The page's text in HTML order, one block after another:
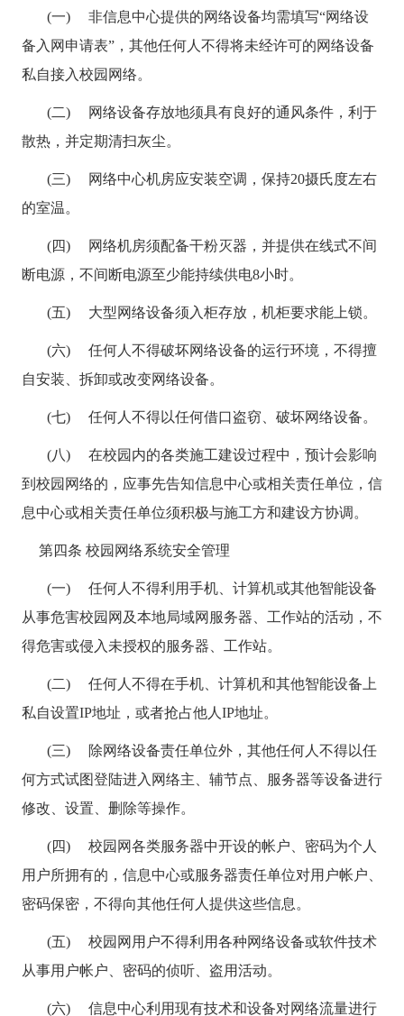
(一) 非信息中心提供的网络设备均需填写“网络设
备入网申请表”，其他任何人不得将未经许可的网络设备
私自接入校园网络。
(二) 网络设备存放地须具有良好的通风条件，利于
散热，并定期清扫灰尘。
(三) 网络中心机房应安装空调，保持20摄氏度左右
的室温。
(四) 网络机房须配备干粉灭器，并提供在线式不间
断电源，不间断电源至少能持续供电8小时。
(五) 大型网络设备须入柜存放，机柜要求能上锁。
(六) 任何人不得破坏网络设备的运行环境，不得擅
自安装、拆卸或改变网络设备。
(七) 任何人不得以任何借口盗窃、破坏网络设备。
(八) 在校园内的各类施工建设过程中，预计会影响
到校园网络的，应事先告知信息中心或相关责任单位，信
息中心或相关责任单位须积极与施工方和建设方协调。
第四条 校园网络系统安全管理
(一) 任何人不得利用手机、计算机或其他智能设备
从事危害校园网及本地局域网服务器、工作站的活动，不
得危害或侵入未授权的服务器、工作站。
(二) 任何人不得在手机、计算机和其他智能设备上
私自设置IP地址，或者抢占他人 IP地址。
(三) 除网络设备责任单位外，其他任何人不得以任
何方式试图登陆进入网络主、辅节点、服务器等设备进行
修改、设置、删除等操作。
(四) 校园网各类服务器中开设的帐户、密码为个人
用户所拥有的，信息中心或服务器责任单位对用户帐户、
密码保密，不得向其他任何人提供这些信息。
(五) 校园网用户不得利用各种网络设备或软件技术
从事用户帐户、密码的侦听、盗用活动。
(六) 信息中心利用现有技术和设备对网络流量进行